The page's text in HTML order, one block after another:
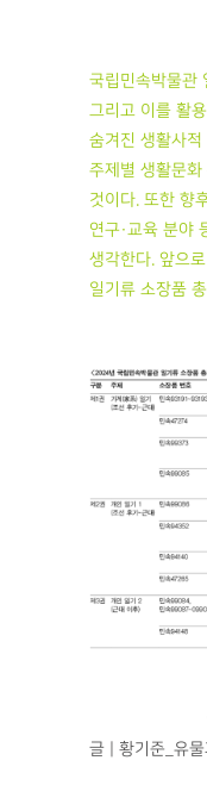
국립민속박물관
그리고 이를 활
숨겨진 생활사
주제별 생활문
것이다. 또한 향
연구·교육 분야
생각한다. 앞으
일기류 소장품
글 | 황기준_유